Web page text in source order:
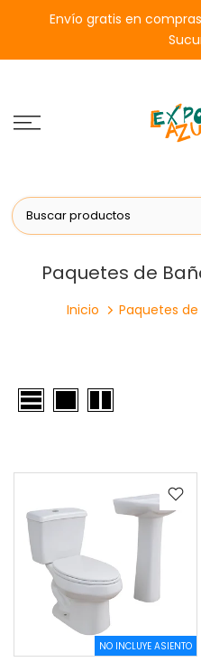
contenido
Envío gratis en
Paquetes de
Inicio Paquetes
NO INCLUYE ASIENTO